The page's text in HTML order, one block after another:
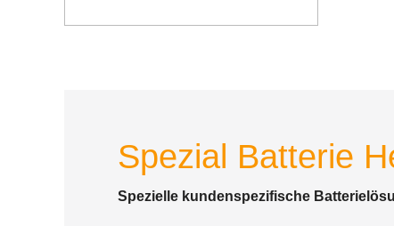
Spezial Batterie
Spezielle kundenspezifische